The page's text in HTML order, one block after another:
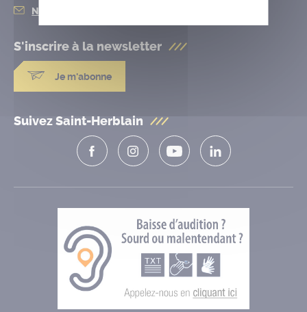
Nous contacter
S'inscrire à la newsletter
Je m'abonne
Suivez Saint-Herblain